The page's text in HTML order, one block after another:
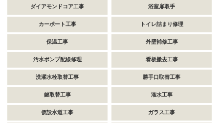
ダイアモンドコア工事 浴室扉取手
カーポート工事 トイレ詰まり修理
保温工事 外壁補修工事
汚水ポンプ配線修理 看板撤去工事
洗濯水栓取替工事 勝手口取替工事
鍵取替工事 潅水工事
仮設水道工事 ガラス工事